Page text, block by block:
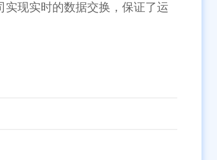
实现实时的数据交换，保证了运